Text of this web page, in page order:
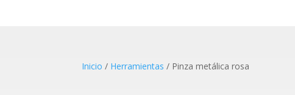
Inicio / Herramientas / Pinza metálica rosa